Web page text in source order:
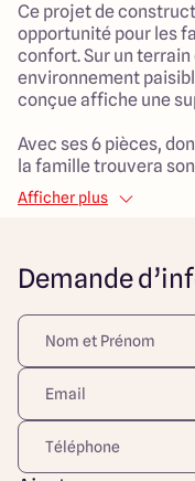
Ce projet de
opportunité pour les
confort. Sur un terrain
environnement
conçue affiche une
Avec ses 6 pièces,
la famille trouvera
de moments de
agencées. La
ils pourront
d'un contact direct
pour les familles qui
environnement serein.
N'attendez plus pour
Découvrez toutes
Afficher plus
Demande